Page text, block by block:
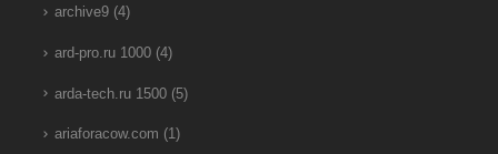
archive9(4)
ard-pro.ru 1000(4)
arda-tech.ru 1500(5)
ariaforacow.com (1)